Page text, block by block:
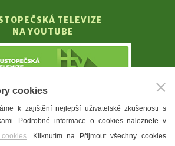
TELEVIZE
NA YOUTUBE
cookies
k zajištění nejlepší uživatelské zkušenosti s
Podrobné informace o cookies naleznete v
. Kliknutím na Přijmout všechny cookies